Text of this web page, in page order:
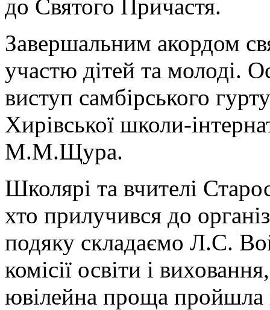
до Святого Причастя.
Завершальним акордом
участю дітей та молоді.
виступ самбірського
Хирівської школи-
М.М.Щура.
Школярі та вчителі
хто прилучився до
подяку складаємо Л.С.
комісії освіти і
ювілейна проща пройшла